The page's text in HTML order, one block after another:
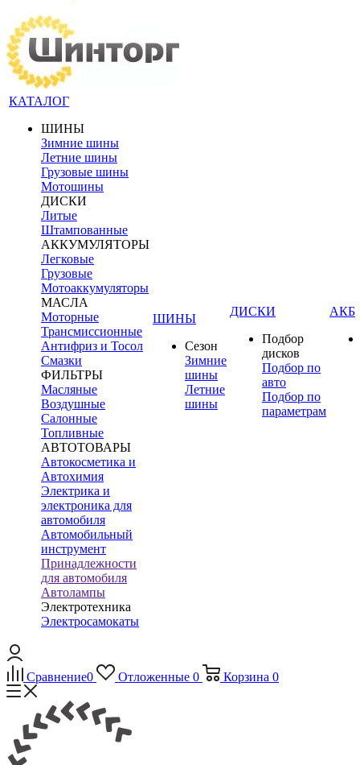
КАТАЛОГ
ШИНЫ
Зимние шины
Летние шины
Грузовые шины
Мотошины
ДИСКИ
Литые
Штампованные
АККУМУЛЯТОРЫ
Легковые
Грузовые
Мотоаккумуляторы
МАСЛА
Моторные
Трансмиссионные
Антифриз и Тосол
Смазки
ФИЛЬТРЫ
Масляные
Воздушные
Салонные
Топливные
АВТОТОВАРЫ
Автокосметика и
Автохимия
Электрика и
электроника для
автомобиля
Автомобильный
инструмент
Принадлежности
для автомобиля
Автолампы
Электротехника
Электросамокаты
ШИНЫ
Сезон
Зимние
шины
Летние
шины
ДИСКИ
Подбор
дисков
Подбор по
авто
Подбор по
параметрам
АКБ
Сравнение0 Отложенные 0 Корзина 0